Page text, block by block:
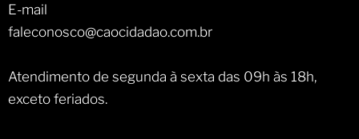
E-mail
faleconosco@caocidadao.com.br
Atendimento de segunda à sexta das 09h às 18h,
exceto feriados.